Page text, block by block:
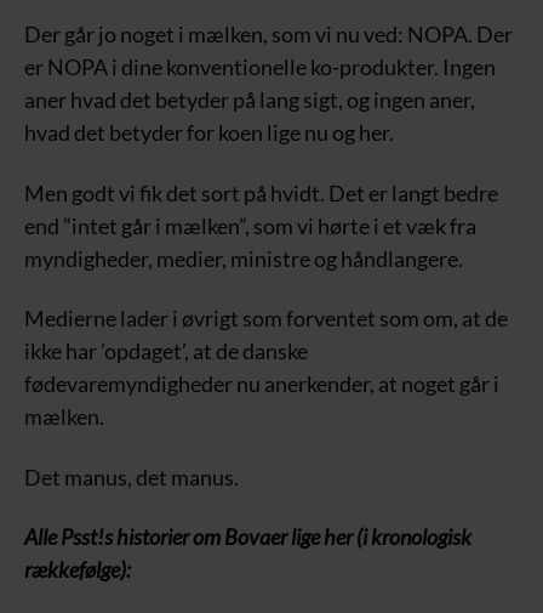
Der går jo noget i mælken, som vi nu ved: NOPA. Der
er NOPA i dine konventionelle ko-produkter. Ingen
aner hvad det betyder på lang sigt, og ingen aner,
hvad det betyder for koen lige nu og her.
Men godt vi fik det sort på hvidt. Det er langt bedre
end ”intet går i mælken”, som vi hørte i et væk fra
myndigheder, medier, ministre og håndlangere.
Medierne lader i øvrigt som forventet som om, at de
ikke har ’opdaget’, at de danske
fødevaremyndigheder nu anerkender, at noget går i
mælken.
Det manus, det manus.
Alle Psst!s historier om Bovaer lige her (i kronologisk
rækkefølge):